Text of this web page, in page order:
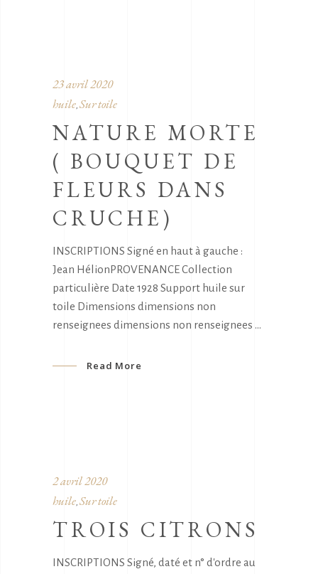
23 avril 2020
huile, Sur toile
NATURE MORTE
( BOUQUET DE
FLEURS DANS
CRUCHE)
INSCRIPTIONS Signé en haut à gauche :
Jean HélionPROVENANCE Collection
particulière Date 1928 Support huile sur
toile Dimensions dimensions non
renseignees dimensions non renseignees
Read More
2 avril 2020
huile, Sur toile
TROIS CITRONS
INSCRIPTIONS Signé, daté et n° d'ordre au